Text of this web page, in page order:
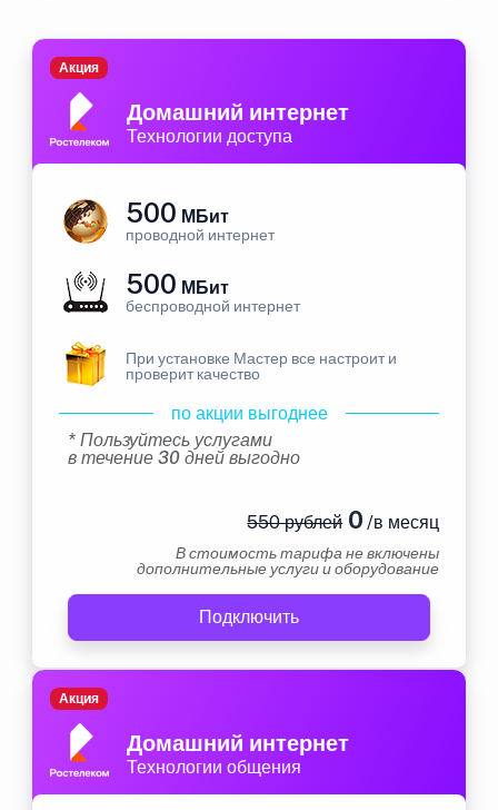
Домашний интернет
Технологии доступа
Акция
500 МБит
проводной интернет
500 МБит
беспроводной интернет
При установке Мастер все настроит и
проверит качество
по акции выгоднее
* Пользуйтесь услугами
в течение 30 дней выгодно
550 рублей0 /в месяц
В стоимость тарифа не включены
дополнительные услуги и оборудование
Подключить
Домашний интернет
Технологии общения
Акция